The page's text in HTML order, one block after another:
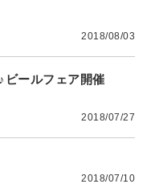
2018/08/03
ビールフェア開催
2018/07/27
2018/07/10